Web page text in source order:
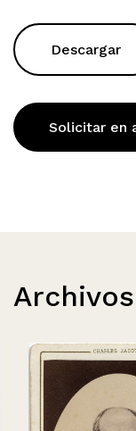
Descargar
Solicitar en